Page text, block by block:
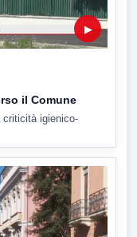
▶
il Comune
criticità igienico-